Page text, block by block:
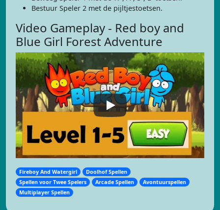
Bestuur Speler 2 met de pijltjestoetsen.
Video Gameplay - Red boy and
Blue Girl Forest Adventure
Fireboy And Watergirl
Doolhof Spellen
Spellen voor Twee Spelers
Arcade Spellen
Avontuurspellen
Multiplayer Spellen